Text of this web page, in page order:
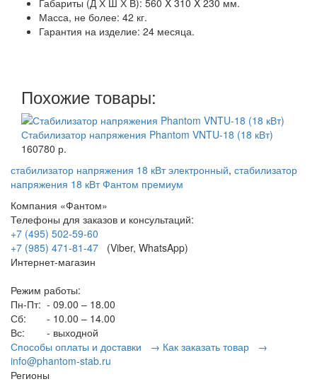
Масса, не более: 42 кг.
Гарантия на изделие: 24 месяца.
Похожие товары:
Стабилизатор напряжения Phantom VNTU-18 (18 кВт)
160780 р.
стабилизатор напряжения 18 кВт электронный, стабилизатор
напряжения 18 кВт Фантом премиум
Компания «Фантом»
Телефоны для заказов и консультаций:
+7 (495) 502-59-60
+7 (985) 471-81-47 (Viber, WhatsApp)
Интернет-магазин
Режим работы:
Пн-Пт: - 09.00 – 18.00
Сб:
- 10.00 – 14.00
Вс:
- выходной
Способы оплаты и доставки → Как заказать товар →
info@phantom-stab.ru
Регионы